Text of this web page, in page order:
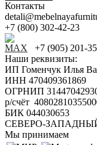
Контакты
+7 (800) 302-42-23
+7 (905) 201-
Наши реквизиты:
ИП Гоменчук Илья
ИНН 470409361869
ОГРНИП
р/счёт
БИК 044030653
СЕВЕРО-
Мы принимаем